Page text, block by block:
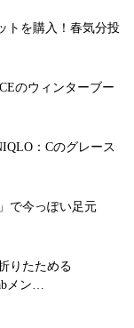
トを購入！春気分投
のウィンターブー
：Cのグレース
で今っぽい足元
りたためる
メン…